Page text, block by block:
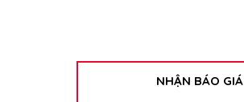
NHẬN BÁO GIÁ